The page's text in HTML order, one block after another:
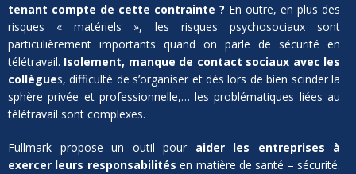
tenant compte de cette contrainte ? En outre, en plus des
risques « matériels », les risques psychosociaux sont
particulièrement importants quand on parle de sécurité en
télétravail. Isolement, manque de contact sociaux avec les
collègues, difficulté de s’organiser et dès lors de bien scinder la
sphère privée et professionnelle,… les problématiques liées au
télétravail sont complexes.
Fullmark propose un outil pour aider les entreprises à
exercer leurs responsabilités en matière de santé – sécurité.